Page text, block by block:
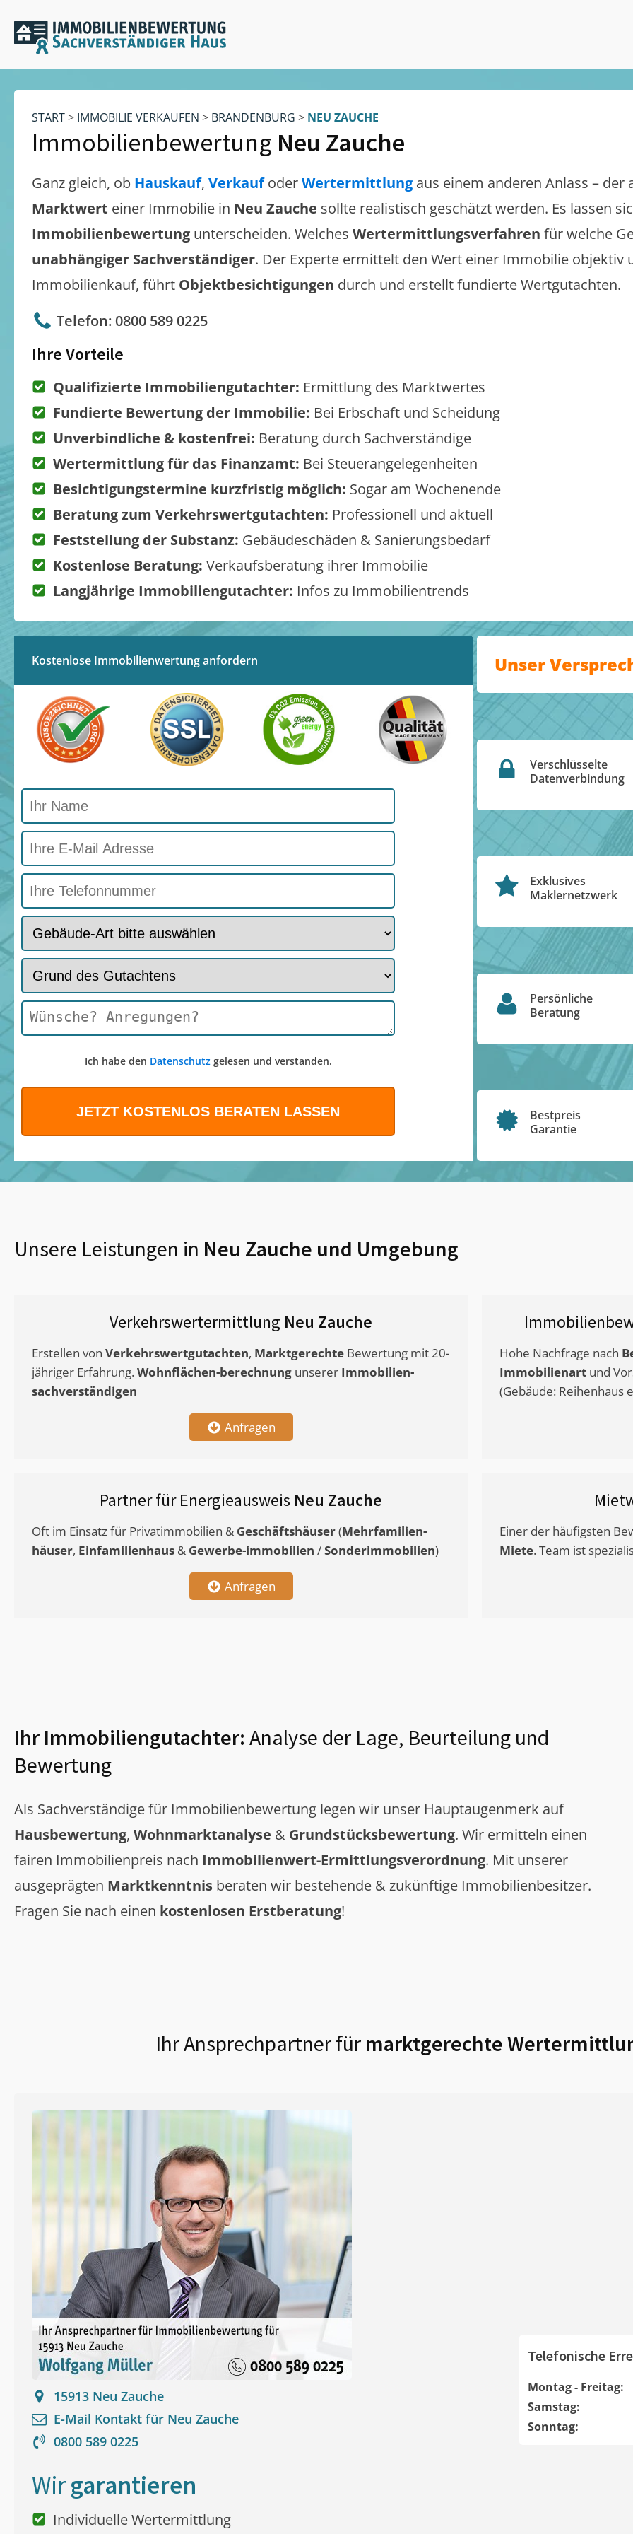
START> IMMOBILIE VERKAUFEN > BRANDENBURG > NEU ZAUCHE
Immobilienbewertung Neu Zauche
Ganz gleich, ob Hauskauf, VerkaufoderWertermittlung aus einem anderen Anlass – der
Marktwert einer Immobilie in Neu Zauche sollte realistisch geschätzt werden. Es lassen
Immobilienbewertung unterscheiden. Welches Wertermittlungsverfahren für welche
unabhängiger Sachverständiger. Der Experte ermittelt den Wert einer Immobilie objektiv
Immobilienkauf, führt Objektbesichtigungen durch und erstellt fundierte Wertgutachten.
Telefon: 0800 589 0225
Ihre Vorteile
Qualifizierte Immobiliengutachter: Ermittlung des Marktwertes
Fundierte Bewertung der Immobilie: Bei Erbschaft und Scheidung
Unverbindliche & kostenfrei: Beratung durch Sachverständige
Wertermittlung für das Finanzamt: Bei Steuerangelegenheiten
Besichtigungstermine kurzfristig möglich: Sogar am Wochenende
Beratung zum Verkehrswertgutachten: Professionell und aktuell
Feststellung der Substanz: Gebäudeschäden & Sanierungsbedarf
Kostenlose Beratung: Verkaufsberatung ihrer Immobilie
Langjährige Immobiliengutachter: Infos zu Immobilientrends
Kostenlose Immobilienwertung anfordern
Ich habe den Datenschutzgelesen und verstanden.
Unser
Verschlüsselte
Datenverbindung
Exklusives
Maklernetzwerk
Persönliche
Beratung
Bestpreis
Garantie
Unsere Leistungen in Neu Zauche und Umgebung
Verkehrswertermittlung Neu Zauche
Erstellen von Verkehrswertgutachten, Marktgerechte Bewertung mit 20-
jähriger Erfahrung. Wohnflächen-berechnung unserer Immobilien-
sachverständigen
Anfragen
Hohe Nachfrage nach
Immobilienart und
(Gebäude: Reihenhaus
Partner für Energieausweis Neu Zauche
Oft im Einsatz für Privatimmobilien & Geschäftshäuser(Mehrfamilien-
häuser, Einfamilienhaus & Gewerbe-immobilien /Sonderimmobilien)
Anfragen
Einer der häufigsten
Miete. Team ist
Ihr Immobiliengutachter: Analyse der Lage, Beurteilung und
Bewertung
Als Sachverständige für Immobilienbewertung legen wir unser Hauptaugenmerk auf
Hausbewertung, Wohnmarktanalyse & Grundstücksbewertung. Wir ermitteln einen
fairen Immobilienpreis nach Immobilienwert-Ermittlungsverordnung. Mit unserer
ausgeprägten Marktkenntnis beraten wir bestehende & zukünftige Immobilienbesitzer.
Fragen Sie nach einen kostenlosen Erstberatung!
Ihr Ansprechpartner für marktgerechte
15913 Neu Zauche
E-Mail Kontakt für Neu Zauche
0800 589 0225
Telefonische
Montag - Freitag:
Samstag:
Sonntag:
Wirgarantieren
Individuelle Wertermittlung